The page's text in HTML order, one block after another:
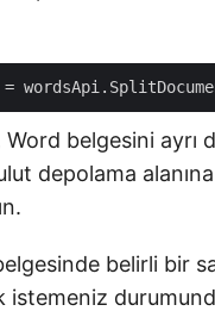
belgesini ayrı
depolama
belirli bir
istemeniz